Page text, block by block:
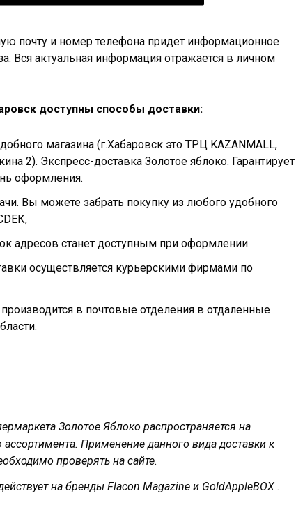
почту и номер телефона придет информационное
Вся актуальная информация отражается в личном
доступны способы доставки:
магазина (г.Хабаровск это ТРЦ KAZANMALL,
2). Экспресс-доставка Золотое яблоко. Гарантирует
оформления.
Вы можете забрать покупку из любого удобного
адресов станет доступным при оформлении.
осуществляется курьерскими фирмами по
в почтовые отделения в отдаленные
Золотое Яблоко распространяется на
Применение данного вида доставки к
проверять на сайте.
на бренды Flacon Magazine и GoldAppleBOX .